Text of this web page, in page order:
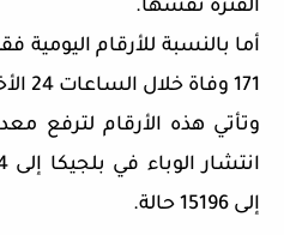
الفترة نفسها.
171 وفاة خلال الساعات 24 الأخيرة.
وتأتي هذه الأرقام لترفع
إلى 15196 حالة.